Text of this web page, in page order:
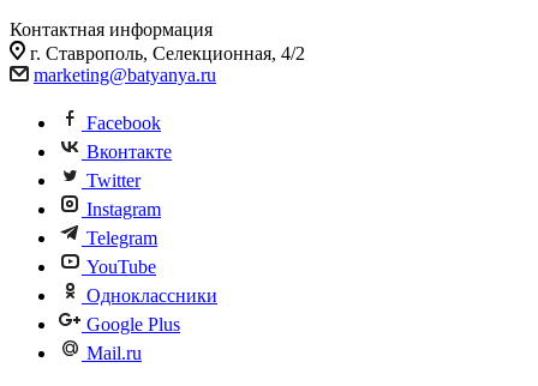
Контактная информация
г. Ставрополь, Селекционная, 4/2
marketing@batyanya.ru
Facebook
Вконтакте
Twitter
Instagram
Telegram
YouTube
Одноклассники
Google Plus
Mail.ru